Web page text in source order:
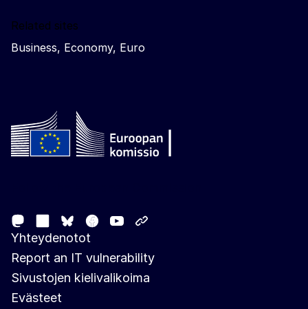
Related sites
Business, Economy, Euro
MastodonLinkedIn
Bluesky
Facebook
Youtube
Yhteydenotot
Report an IT vulnerability
Sivustojen kielivalikoima
Evästeet